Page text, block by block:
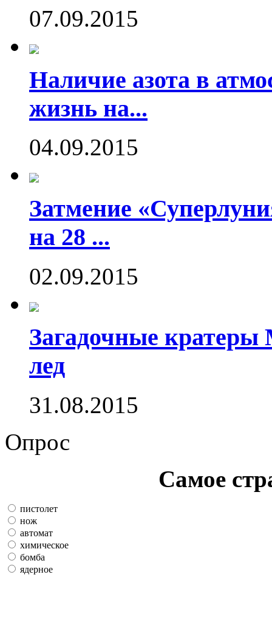
07.09.2015
Наличие азота в
жизнь на...
04.09.2015
Затмение
на 28 ...
02.09.2015
Загадочные
лед
31.08.2015
Опрос
Самое
пистолет
нож
автомат
химическое
бомба
ядерное